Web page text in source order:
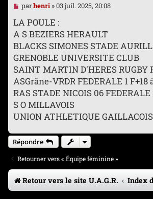
M
e
s
s
a
g
e
n
o
n
l
u
parhenri»03 juil. 2025, 20:08
LA POULE :
A S BEZIERS HERAULT
BLACKS SIMONES STADE
GRENOBLE UNIVERSITE CLUB
SAINT MARTIN D'HERES RUGBY
ASGrâne-VRDR FEDERALE 1
RAS STADE NICOIS 06 FEDERALE
S O MILLAVOIS
UNION ATHLETIQUE
Répondre
Retourner vers « Équipe féminine »
Retour vers le site U.A.G.R. Index